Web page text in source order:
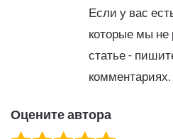
Если у вас
которые мы
статье -
комментариях.
Оцените автора